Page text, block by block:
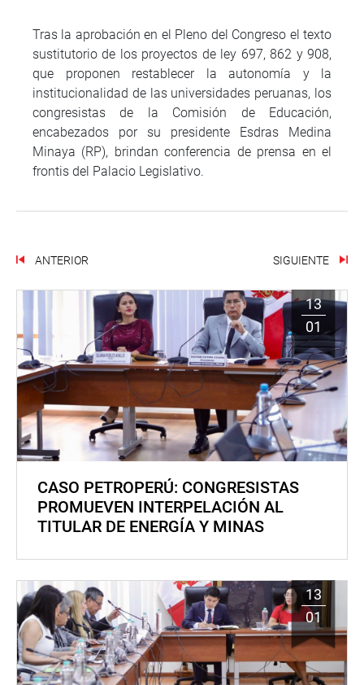
Tras la aprobación en el Pleno del Congreso el texto
sustitutorio de los proyectos de ley 697, 862 y 908,
que proponen restablecer la autonomía y la
institucionalidad de las universidades peruanas, los
congresistas de la Comisión de Educación,
encabezados por su presidente Esdras Medina
Minaya (RP), brindan conferencia de prensa en el
frontis del Palacio Legislativo.
ANTERIOR SIGUIENTE
13
01
CASO PETROPERÚ: CONGRESISTAS
PROMUEVEN INTERPELACIÓN AL
TITULAR DE ENERGÍA Y MINAS
13
01